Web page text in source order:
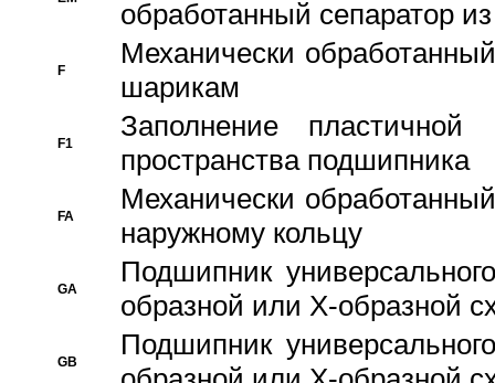
обработанный сепаратор
F
Механически
шарикам
F1
Заполнение
пространства подшипника
FA
Механически
наружному кольцу
GA
Подшипник
образной или Х-образной
GB
Подшипник